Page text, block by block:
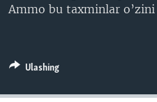
Ammo bu taxminlar
Ulashing